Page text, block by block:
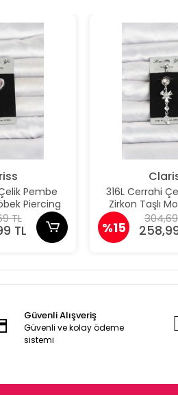
Pembe
Piercing
TL
TL
316L Cerrahi
Zirkon Taşlı
%15
Güvenli Alışveriş
Güvenli ve kolay ödeme
sistemi